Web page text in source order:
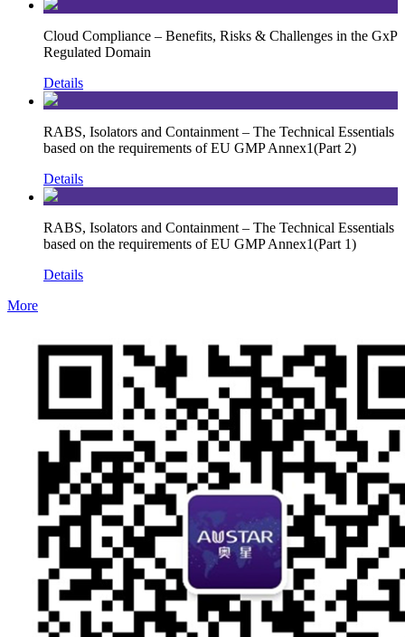
Cloud Compliance – Benefits, Risks & Challenges in the GxP
Regulated Domain
Details
RABS, Isolators and Containment – The Technical Essentials
based on the requirements of EU GMP Annex1(Part 2)
Details
RABS, Isolators and Containment – The Technical Essentials
based on the requirements of EU GMP Annex1(Part 1)
Details
More